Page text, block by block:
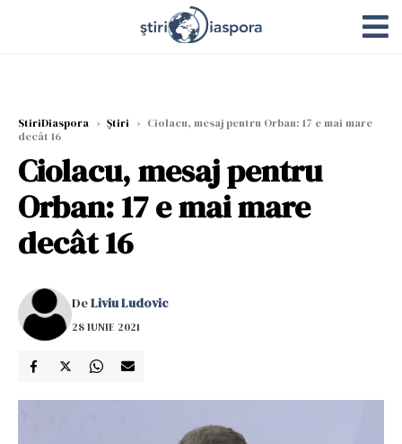
StiriDiaspora › Știri › Ciolacu, mesaj pentru Orban: 17 e mai mare
decât 16
Ciolacu, mesaj pentru
Orban: 17 e mai mare
decât 16
DeLiviu Ludovic
28 IUNIE 2021